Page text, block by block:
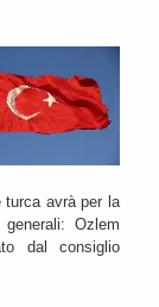
turca avrà per la
Ozlem
dal consiglio